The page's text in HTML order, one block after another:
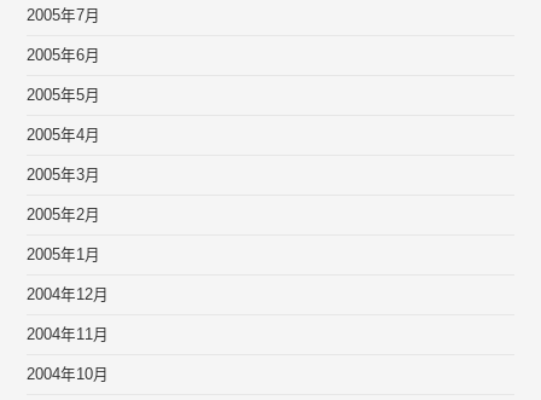
2005年7月
2005年6月
2005年5月
2005年4月
2005年3月
2005年2月
2005年1月
2004年12月
2004年11月
2004年10月